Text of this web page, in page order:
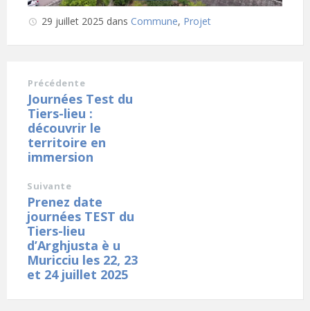
29 juillet 2025 dans Commune, Projet
Précédente
Journées Test du
Tiers-lieu :
découvrir le
territoire en
immersion
Suivante
Prenez date
journées TEST du
Tiers-lieu
d’Arghjusta è u
Muricciu les 22, 23
et 24 juillet 2025